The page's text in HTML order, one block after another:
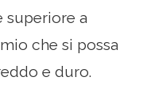
superiore a
che si possa
e duro.